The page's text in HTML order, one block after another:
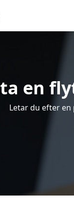
en
Letar du efter